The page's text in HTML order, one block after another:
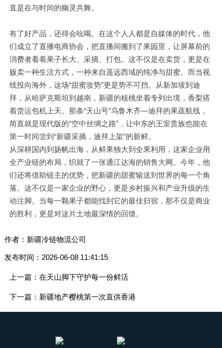
直是在与时间的幽灵共舞。
有了好产品，还得会吆喝。在这个人人都是自媒体的时代，他
们成立了直播电商协会，把直播间搬到了果园里，让屏幕前的
消费者看着果子长大、采摘、打包。这不仅是在卖货，更是在
贩卖一种生活方式，一种来自遥远西域的纯净与甜蜜。而当视
线投向海外，这场“甜蜜攻势”更是势不可挡。从新加坡到迪
拜，从哈萨克斯坦到越南，新疆的核桃坐着专列出境，香梨搭
着货运包机上天。那条“天山号”乌鲁木齐—迪拜的果蔬航线，
简直就是现代版的“空中丝绸之路”，让中东的王室贵族也能在
第一时间尝到“新疆采摘，迪拜上架”的新鲜。
从深耕国内到扬帆出海，从鲜果独大到全果利用，这家企业用
全产业链的布局，织就了一张通江达海的销售大网。今年，他
们还将借助链主的优势，把新疆的甜蜜输送到世界的每一个角
落。这不仅是一家企业的野心，更是乡村振兴和产业升级的生
动注脚。当每一颗果子都能找到它的最佳归宿，那不仅是商业
的胜利，更是对这片土地最深情的回馈。
作者：新疆冷链物流公司
发布时间：2026-06-08 11:41:15
上一篇：在天山脚下守护每一份鲜活
下一篇：新疆地产樱桃第一次直供香港